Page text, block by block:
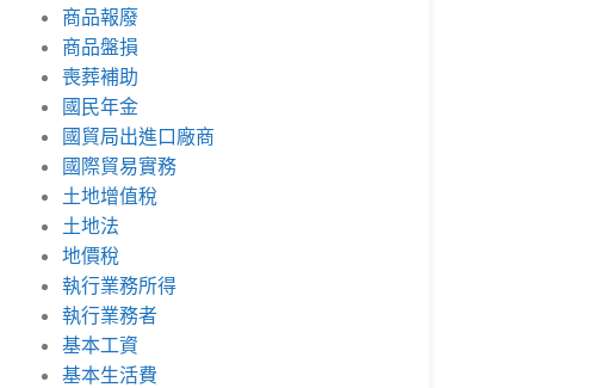
商品報廢
商品盤損
喪葬補助
國民年金
國貿局出進口廠商
國際貿易實務
土地增值稅
土地法
地價稅
執行業務所得
執行業務者
基本工資
基本生活費